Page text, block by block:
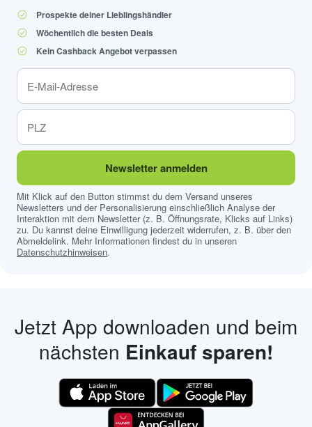
Prospekte deiner Lieblingshändler
Wöchentlich die besten Deals
Kein Cashback Angebot verpassen
Newsletter anmelden
Mit Klick auf den Button stimmst du dem Versand unseres
Newsletters und der Personalisierung einschließlich Analyse der
Interaktion mit dem Newsletter (z. B. Öffnungsrate, Klicks auf Links)
zu. Du kannst deine Einwilligung jederzeit widerrufen, z. B. über den
Abmeldelink. Mehr Informationen findest du in unseren
Datenschutzhinweisen.
Jetzt App downloaden und beim
nächsten Einkauf sparen!